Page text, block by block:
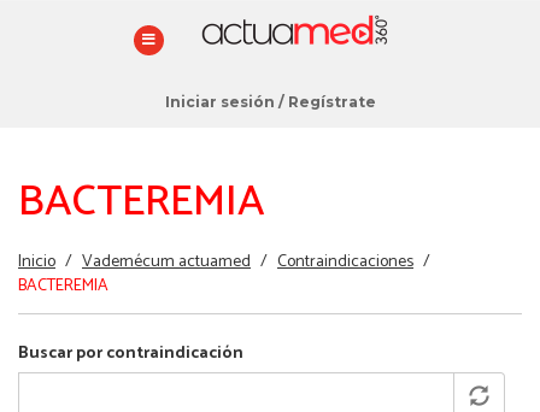
Iniciar sesión / Regístrate
BACTEREMIA
Estás
aquí
Inicio / Vademécum actuamed / Contraindicaciones /
BACTEREMIA
Buscar por contraindicación